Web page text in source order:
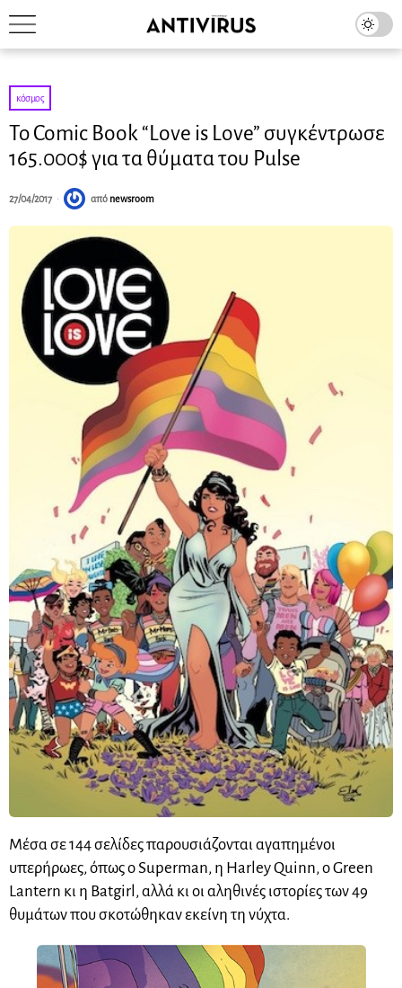
κόσμος
Το Comic Book “Love is Love” συγκέντρωσε
165.000$ για τα θύματα του Pulse
27/04/2017 από newsroom
Μέσα σε 144 σελίδες παρουσιάζονται αγαπημένοι
υπερήρωες, όπως ο Superman, η Harley Quinn, ο Green
Lantern κι η Batgirl, αλλά κι οι αληθινές ιστορίες των 49
θυμάτων που σκοτώθηκαν εκείνη τη νύχτα.